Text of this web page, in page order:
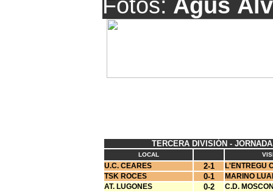
Fotos: Agus
TERCERA DIVISIÓN -
LOCAL
U.C. CEARES 2-1
L'ENTREGU
TSK ROCES
0-1
MARINO
AT. LUGONES
0-2
C.D.